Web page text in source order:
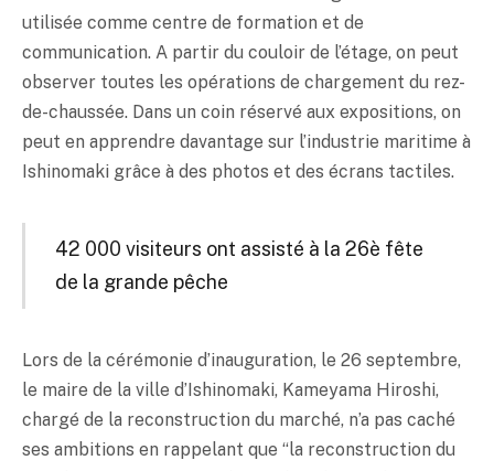
utilisée comme centre de formation et de
communication. A partir du couloir de l’étage, on peut
observer toutes les opérations de chargement du rez-
de-chaussée. Dans un coin réservé aux expositions, on
peut en apprendre davantage sur l’industrie maritime à
Ishinomaki grâce à des photos et des écrans tactiles.
42 000 visiteurs ont assisté à la 26è fête
de la grande pêche
Lors de la cérémonie d’inauguration, le 26 septembre,
le maire de la ville d’Ishinomaki, Kameyama Hiroshi,
chargé de la reconstruction du marché, n’a pas caché
ses ambitions en rappelant que “la reconstruction du